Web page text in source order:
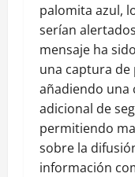
palomita azul,
serían
mensaje ha
una captura de
añadiendo una
adicional de
permitiendo
sobre la
información